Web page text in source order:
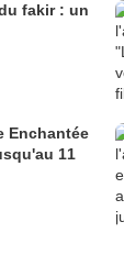
fakir : un
Enchantée
11